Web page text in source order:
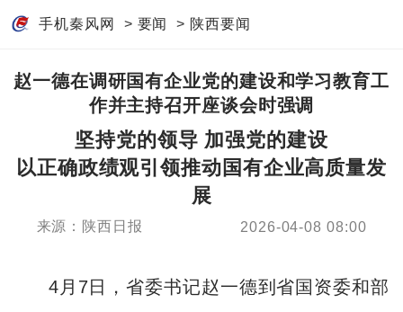
手机秦风网 > 要闻 > 陕西要闻
赵一德在调研国有企业党的建设和学习教育工
作并主持召开座谈会时强调
坚持党的领导 加强党的建设
以正确政绩观引领推动国有企业高质量发
展
来源：陕西日报 2026-04-08 08:00
4月7日，省委书记赵一德到省国资委和部